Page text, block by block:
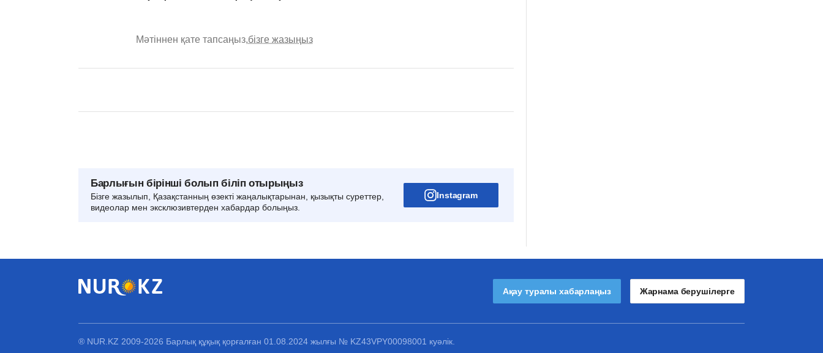
Мәтіннен қате тапсаңыз,бізге жазыңыз
Барлығын бірінші болып біліп отырыңыз
Бізге жазылып, Қазақстанның өзекті жаңалықтарынан, қызықты суреттер,
видеолар мен эксклюзивтерден хабардар болыңыз.
Instagram
Ақау туралы хабарлаңыз Жарнама берушілерге
® NUR.KZ 2009-2026 Барлық құқық қорғалған 01.08.2024 жылғы № KZ43VPY00098001 куәлік.